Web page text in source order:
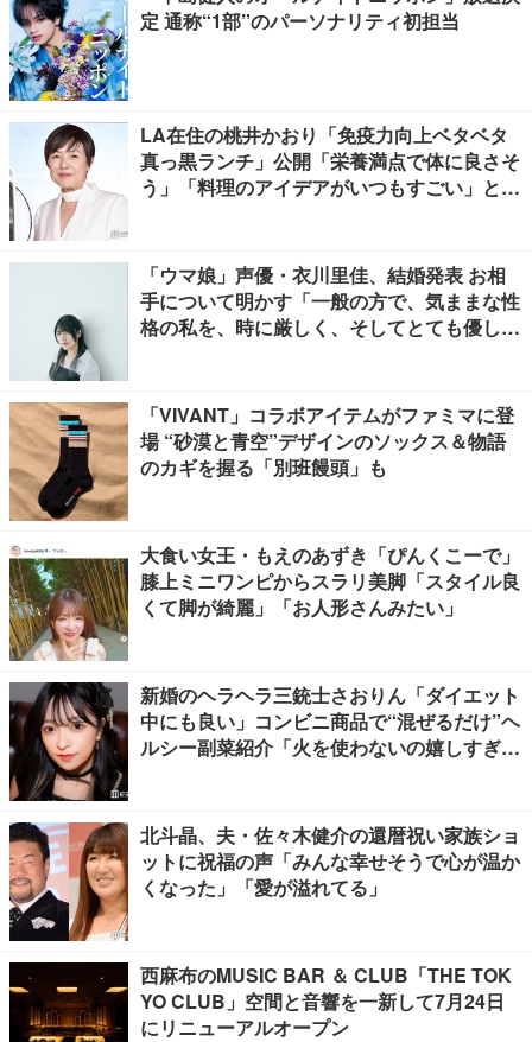
定 通称“1部”のパーソナリティ初担当
LA在住の桃井かおり「免疫力向上ベタベタ
真っ黒ランチ」公開「栄養満点で体に良さそ
う」「料理のアイデアがいつもすごい」と反
「ウマ娘」声優・衣川里佳、結婚発表 お相
手について明かす「一般の方で、気ままな性
格の私を、時に厳しく、そしてとても優し
「VIVANT」コラボアイテムがファミマに登
場 “砂漠と青空”デザインのソックス＆物語
のカギを握る「別班饅頭」も
大食い女王・もえのあずき「ぴんくこーで」
膝上ミニワンピからスラリ美脚「スタイル良
くて脚が綺麗」「お人形さんみたい」
新婚のヘラヘラ三銃士さおりん「ダイエット
中にも良い」コンビニ商品で“混ぜるだけ”ヘ
ルシー副菜紹介「火を使わないの嬉しすぎ
北斗晶、夫・佐々木健介の還暦祝い家族ショ
ットに祝福の声「みんな幸せそうで心が温か
くなった」「愛が溢れてる」
西麻布のMUSIC BAR ＆ CLUB「THE TOK
YO CLUB」空間と音響を一新して7月24日
にリニューアルオープン